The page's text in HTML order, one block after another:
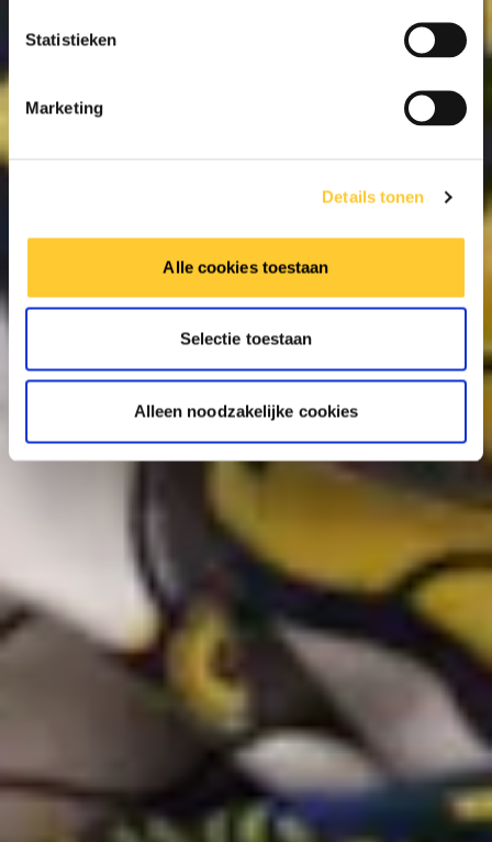
Statistieken
Marketing
Details tonen
Alle cookies toestaan
Selectie toestaan
Alleen noodzakelijke cookies